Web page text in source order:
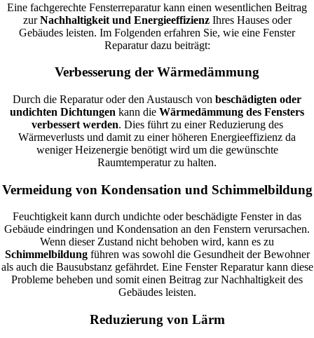
Eine fachgerechte Fensterreparatur kann einen wesentlichen Beitrag
zurNachhaltigkeit und EnergieeffizienzIhres Hauses oder
Gebäudes leisten. Im Folgenden erfahren Sie, wie eine Fenster
Reparatur dazu beiträgt:
Verbesserung der Wärmedämmung
Durch die Reparatur oder den Austausch von beschädigten oder
undichten Dichtungen kann die Wärmedämmung des Fensters
verbessert werden. Dies führt zu einer Reduzierung des
Wärmeverlusts und damit zu einer höheren Energieeffizienz da
weniger Heizenergie benötigt wird um die gewünschte
Raumtemperatur zu halten.
Vermeidung von Kondensation und Schimmelbildung
Feuchtigkeit kann durch undichte oder beschädigte Fenster in das
Gebäude eindringen und Kondensation an den Fenstern verursachen.
Wenn dieser Zustand nicht behoben wird, kann es zu
Schimmelbildungführen was sowohl die Gesundheit der Bewohner
als auch die Bausubstanz gefährdet. Eine Fenster Reparatur kann diese
Probleme beheben und somit einen Beitrag zur Nachhaltigkeit des
Gebäudes leisten.
Reduzierung von Lärm